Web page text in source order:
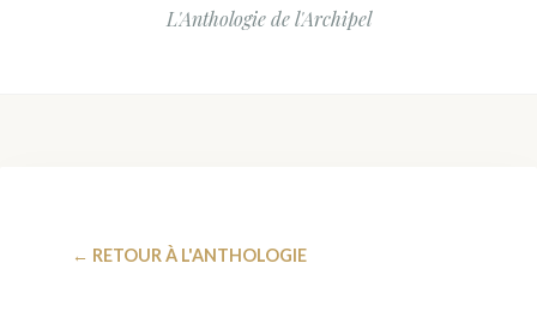
L'Anthologie de l'Archipel
← RETOUR À L'ANTHOLOGIE